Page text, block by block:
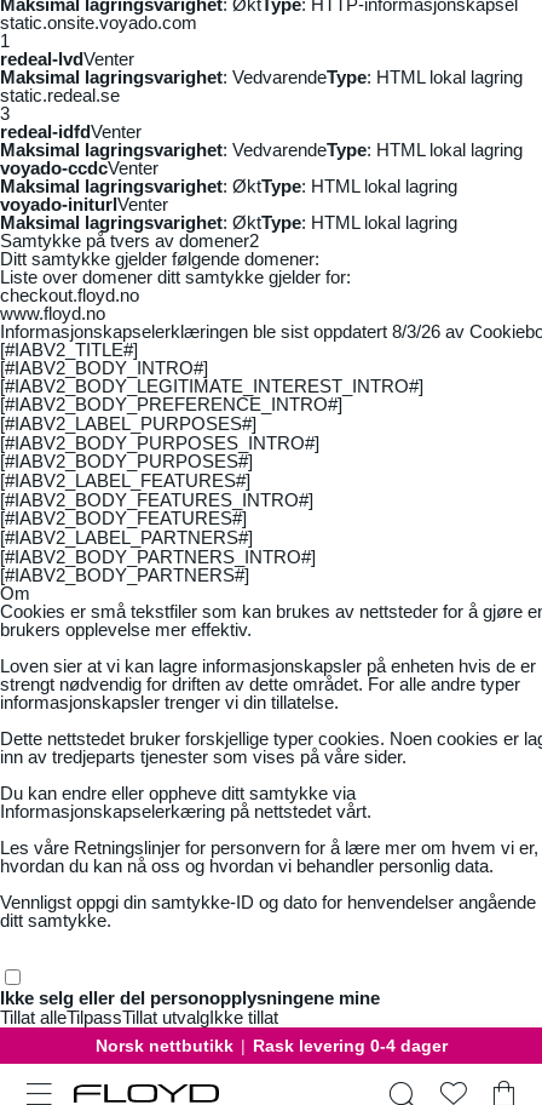
static.onsite.voyado.com
1
redeal-lvdVenter
Maksimal lagringsvarighet: VedvarendeType: HTML lokal lagring
static.redeal.se
3
redeal-idfdVenter
Maksimal lagringsvarighet: VedvarendeType: HTML lokal lagring
voyado-ccdcVenter
Maksimal lagringsvarighet: ØktType: HTML lokal lagring
voyado-initurlVenter
Maksimal lagringsvarighet: ØktType: HTML lokal lagring
Samtykke på tvers av domener2
Ditt samtykke gjelder følgende domener:
Liste over domener ditt samtykke gjelder for:
checkout.floyd.no
www.floyd.no
Informasjonskapselerklæringen ble sist oppdatert 8/3/26 av
[#IABV2_TITLE#]
[#IABV2_BODY_INTRO#]
[#IABV2_BODY_LEGITIMATE_INTEREST_INTRO#]
[#IABV2_BODY_PREFERENCE_INTRO#]
[#IABV2_LABEL_PURPOSES#]
[#IABV2_BODY_PURPOSES_INTRO#]
[#IABV2_BODY_PURPOSES#]
[#IABV2_LABEL_FEATURES#]
[#IABV2_BODY_FEATURES_INTRO#]
[#IABV2_BODY_FEATURES#]
[#IABV2_LABEL_PARTNERS#]
[#IABV2_BODY_PARTNERS_INTRO#]
[#IABV2_BODY_PARTNERS#]
Om
Cookies er små tekstfiler som kan brukes av nettsteder for å gjøre
brukers opplevelse mer effektiv.
Loven sier at vi kan lagre informasjonskapsler på enheten hvis de er
strengt nødvendig for driften av dette området. For alle andre typer
informasjonskapsler trenger vi din tillatelse.
Dette nettstedet bruker forskjellige typer cookies. Noen cookies er
inn av tredjeparts tjenester som vises på våre sider.
Du kan endre eller oppheve ditt samtykke via
Informasjonskapselerkæring på nettstedet vårt.
Les våre Retningslinjer for personvern for å lære mer om hvem vi er,
hvordan du kan nå oss og hvordan vi behandler personlig data.
Vennligst oppgi din samtykke-ID og dato for henvendelser angående
ditt samtykke.
Ikke selg eller del personopplysningene mine
Tillat alleTilpassTillat utvalgIkke tillat
Norsk nettbutikk | Rask levering 0-4 dager